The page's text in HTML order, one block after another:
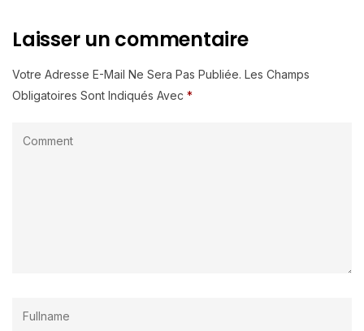
Laisser un commentaire
Votre Adresse E-Mail Ne Sera Pas Publiée. Les Champs
Obligatoires Sont Indiqués Avec *